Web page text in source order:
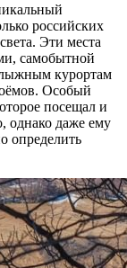
российских
Эти места
самобытной
курортам
Особый
посещал и
однако даже ему
определить